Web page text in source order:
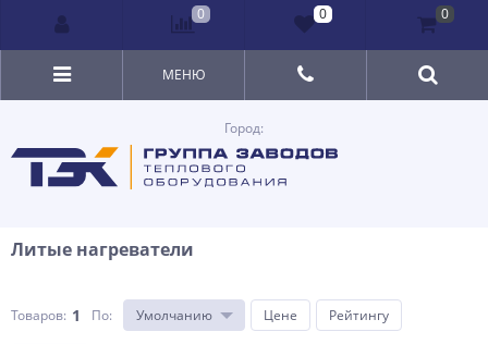
Город:
МЕНЮ
Литые нагреватели
Товаров: 1 По: Умолчанию Цене Рейтингу
0 0 0